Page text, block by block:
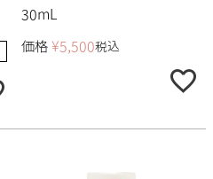
30mL
価格 ¥5,500税込